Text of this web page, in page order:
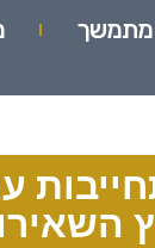
מתמשך